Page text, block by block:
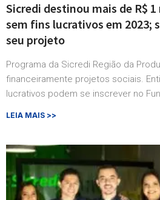
Sicredi destinou mais de R$
sem fins lucrativos em 2023;
seu projeto
Programa da Sicredi Região da
financeiramente projetos sociais.
lucrativos podem se inscrever no
LEIA MAIS >>